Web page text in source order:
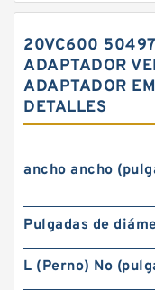
20VC600
ADAPTADOR
ADAPTADOR
DETALLES
ancho ancho
Pulgadas de
L (Perno) No